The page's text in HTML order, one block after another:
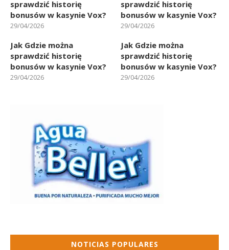
sprawdzić historię
bonusów w kasynie Vox?
29/04/2026
sprawdzić historię
bonusów w kasynie Vox?
29/04/2026
Jak Gdzie można
sprawdzić historię
bonusów w kasynie Vox?
29/04/2026
Jak Gdzie można
sprawdzić historię
bonusów w kasynie Vox?
29/04/2026
NOTICIAS POPULARES